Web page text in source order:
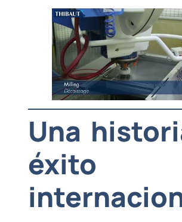
Una
éxito